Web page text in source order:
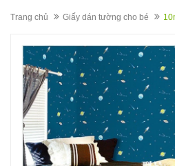
Trang chủ Giấy dán tường cho bé